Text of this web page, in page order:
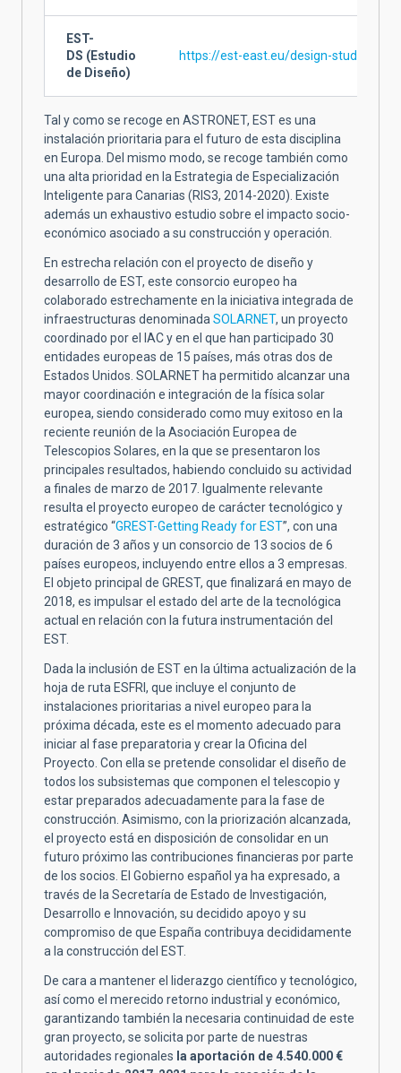
EST-
DS (Estudio
de Diseño)
https://est-east.eu/design-study
Tal y como se recoge en ASTRONET, EST es una
instalación prioritaria para el futuro de esta disciplina
en Europa. Del mismo modo, se recoge también como
una alta prioridad en la Estrategia de Especialización
Inteligente para Canarias (RIS3, 2014-2020). Existe
además un exhaustivo estudio sobre el impacto socio-
económico asociado a su construcción y operación.
En estrecha relación con el proyecto de diseño y
desarrollo de EST, este consorcio europeo ha
colaborado estrechamente en la iniciativa integrada de
infraestructuras denominada SOLARNET, un proyecto
coordinado por el IAC y en el que han participado 30
entidades europeas de 15 países, más otras dos de
Estados Unidos. SOLARNET ha permitido alcanzar una
mayor coordinación e integración de la física solar
europea, siendo considerado como muy exitoso en la
reciente reunión de la Asociación Europea de
Telescopios Solares, en la que se presentaron los
principales resultados, habiendo concluido su actividad
a finales de marzo de 2017. Igualmente relevante
resulta el proyecto europeo de carácter tecnológico y
estratégico “GREST-Getting Ready for EST”, con una
duración de 3 años y un consorcio de 13 socios de 6
países europeos, incluyendo entre ellos a 3 empresas.
El objeto principal de GREST, que finalizará en mayo de
2018, es impulsar el estado del arte de la tecnológica
actual en relación con la futura instrumentación del
EST.
Dada la inclusión de EST en la última actualización de la
hoja de ruta ESFRI, que incluye el conjunto de
instalaciones prioritarias a nivel europeo para la
próxima década, este es el momento adecuado para
iniciar al fase preparatoria y crear la Oficina del
Proyecto. Con ella se pretende consolidar el diseño de
todos los subsistemas que componen el telescopio y
estar preparados adecuadamente para la fase de
construcción. Asimismo, con la priorización alcanzada,
el proyecto está en disposición de consolidar en un
futuro próximo las contribuciones financieras por parte
de los socios. El Gobierno español ya ha expresado, a
través de la Secretaría de Estado de Investigación,
Desarrollo e Innovación, su decidido apoyo y su
compromiso de que España contribuya decididamente
a la construcción del EST.
De cara a mantener el liderazgo científico y tecnológico,
así como el merecido retorno industrial y económico,
garantizando también la necesaria continuidad de este
gran proyecto, se solicita por parte de nuestras
autoridades regionales la aportación de 4.540.000 €